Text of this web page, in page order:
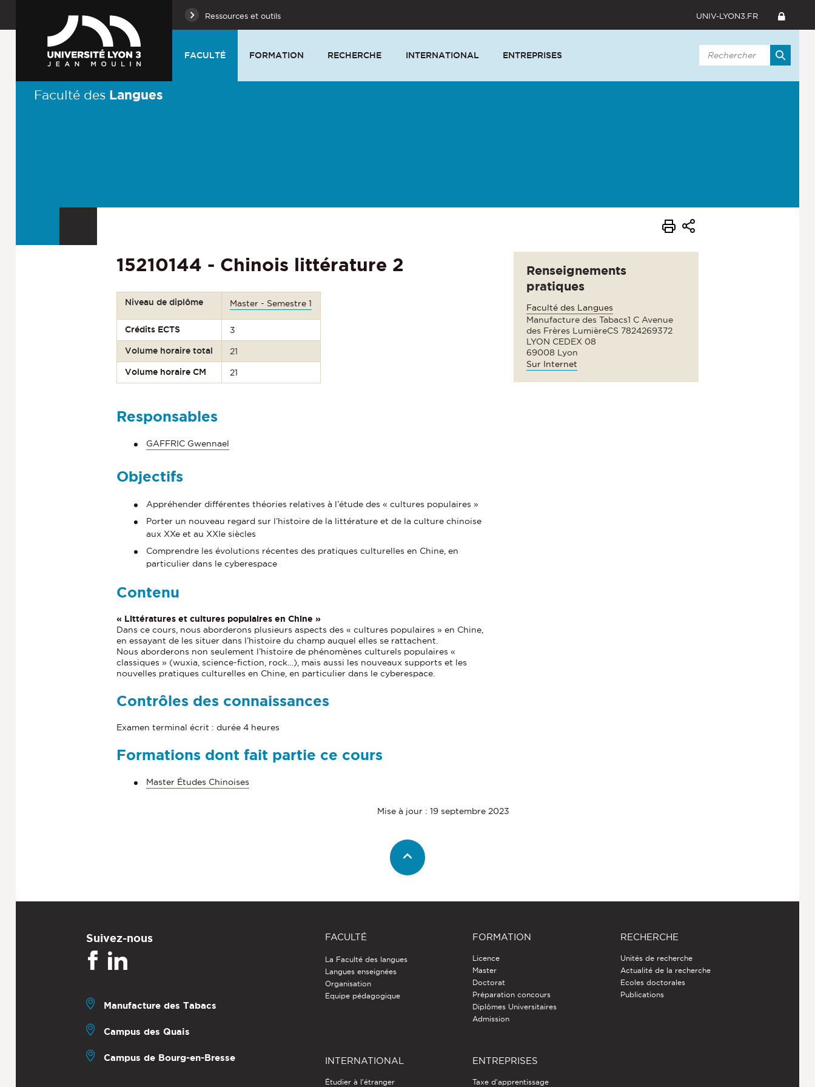
Ressources et outils UNIV-LYON3.FR
FACULTÉ FORMATION RECHERCHE INTERNATIONAL ENTREPRISES
Faculté des Langues
15210144 - Chinois littérature 2
Niveau de diplôme Master - Semestre 1
Crédits ECTS 3
Volume horaire total 21
Volume horaire CM 21
Responsables
GAFFRIC Gwennael
Objectifs
Appréhender différentes théories relatives à l’étude des « cultures populaires »
Porter un nouveau regard sur l’histoire de la littérature et de la culture chinoise
aux XXe et au XXIe siècles
Comprendre les évolutions récentes des pratiques culturelles en Chine, en
particulier dans le cyberespace
Contenu
« Littératures et cultures populaires en Chine »
Dans ce cours, nous aborderons plusieurs aspects des « cultures populaires » en Chine,
en essayant de les situer dans l’histoire du champ auquel elles se rattachent.
Nous aborderons non seulement l’histoire de phénomènes culturels populaires «
classiques » (wuxia, science-fiction, rock…), mais aussi les nouveaux supports et les
nouvelles pratiques culturelles en Chine, en particulier dans le cyberespace.
Contrôles des connaissances
Examen terminal écrit : durée 4 heures
Formations dont fait partie ce cours
Master Études Chinoises
Renseignements
pratiques
Faculté des Langues
Manufacture des Tabacs1 C Avenue
des Frères LumièreCS 7824269372
LYON CEDEX 08
69008 Lyon
Sur Internet
Mise à jour : 19 septembre 2023
Suivez-nous
Manufacture des Tabacs
Campus des Quais
Campus de Bourg-en-Bresse
FACULTÉ
La Faculté des langues
Langues enseignées
Organisation
Equipe pédagogique
FORMATION
Licence
Master
Doctorat
Préparation concours
Diplômes Universitaires
Admission
RECHERCHE
Unités de recherche
Actualité de la recherche
Ecoles doctorales
Publications
INTERNATIONAL
Étudier à l'étranger
ENTREPRISES
Taxe d'apprentissage